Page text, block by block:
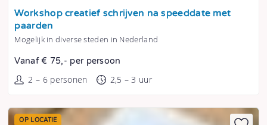
Tonen
Workshop creatief schrijven na speeddate met
paarden
Mogelijk in diverse steden in Nederland
Vanaf € 75,- per persoon
2 – 6 personen 2,5 – 3 uur
OP LOCATIE